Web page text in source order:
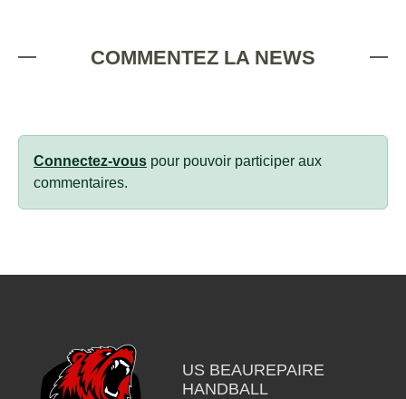
COMMENTEZ LA NEWS
Connectez-vous pour pouvoir participer aux
commentaires.
US BEAUREPAIRE
HANDBALL